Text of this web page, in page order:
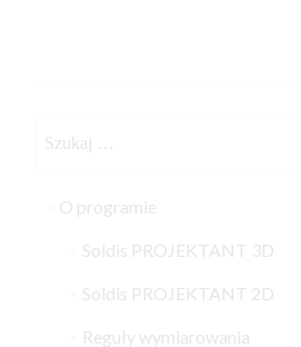
O programie
Soldis PROJEKTANT 3D
Soldis PROJEKTANT 2D
Reguły wymiarowania